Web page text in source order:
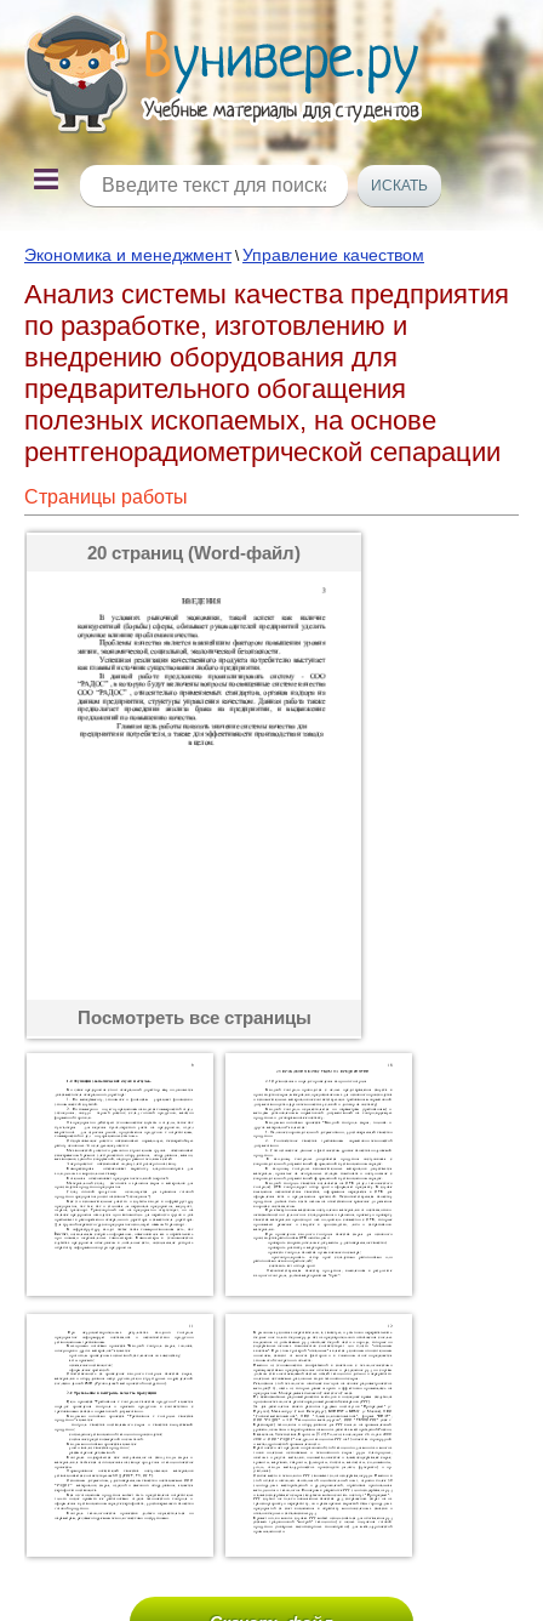
Экономика и менеджмент\Управление качеством
Анализ системы качества предприятия
по разработке, изготовлению и
внедрению оборудования для
предварительного обогащения
полезных ископаемых, на основе
рентгенорадиометрической сепарации
Страницы работы
20 страниц (Word-файл)
Посмотреть все страницы